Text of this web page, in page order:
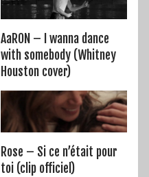
AaRON – I wanna dance
with somebody (Whitney
Houston cover)
Rose – Si ce n’était pour
toi (clip officiel)